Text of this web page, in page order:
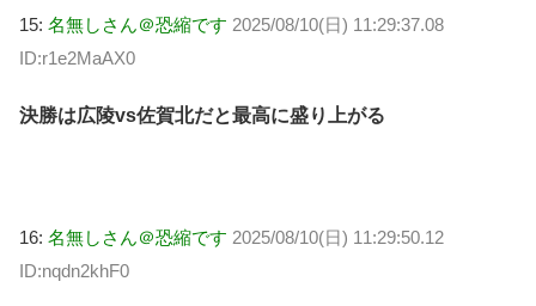
15: 名無しさん＠恐縮です 2025/08/10(日) 11:29:37.08
ID:r1e2MaAX0
決勝は広陵vs佐賀北だと最高に盛り上がる
16: 名無しさん＠恐縮です 2025/08/10(日) 11:29:50.12
ID:nqdn2khF0